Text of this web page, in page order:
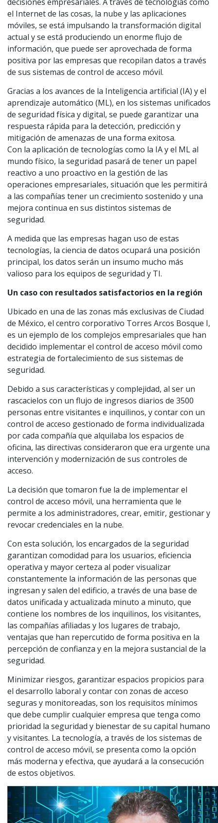
el Internet de las cosas, la nube y las aplicaciones
móviles, se está impulsando la transformación digital
actual y se está produciendo un enorme flujo de
información, que puede ser aprovechada de forma
positiva por las empresas que recopilan datos a través
de sus sistemas de control de acceso móvil.
Gracias a los avances de la Inteligencia artificial (IA) y el
aprendizaje automático (ML), en los sistemas unificados
de seguridad física y digital, se puede garantizar una
respuesta rápida para la detección, predicción y
mitigación de amenazas de una forma exitosa.
Con la aplicación de tecnologías como la IA y el ML al
mundo físico, la seguridad pasará de tener un papel
reactivo a uno proactivo en la gestión de las
operaciones empresariales, situación que les permitirá
a las compañías tener un crecimiento sostenido y una
mejora continua en sus distintos sistemas de
seguridad.
A medida que las empresas hagan uso de estas
tecnologías, la ciencia de datos ocupará una posición
principal, los datos serán un insumo mucho más
valioso para los equipos de seguridad y TI.
Un caso con resultados satisfactorios en la región
Ubicado en una de las zonas más exclusivas de Ciudad
de México, el centro corporativo Torres Arcos Bosque I,
es un ejemplo de los complejos empresariales que han
decidido implementar el control de acceso móvil como
estrategia de fortalecimiento de sus sistemas de
seguridad.
Debido a sus características y complejidad, al ser un
rascacielos con un flujo de ingresos diarios de 3500
personas entre visitantes e inquilinos, y contar con un
control de acceso gestionado de forma individualizada
por cada compañía que alquilaba los espacios de
oficina, las directivas consideraron que era urgente una
intervención y modernización de sus controles de
acceso.
La decisión que tomaron fue la de implementar el
control de acceso móvil, una herramienta que le
permite a los administradores, crear, emitir, gestionar y
revocar credenciales en la nube.
Con esta solución, los encargados de la seguridad
garantizan comodidad para los usuarios, eficiencia
operativa y mayor certeza al poder visualizar
constantemente la información de las personas que
ingresan y salen del edificio, a través de una base de
datos unificada y actualizada minuto a minuto, que
contiene los nombres de los inquilinos, los visitantes,
las compañías afiliadas y los lugares de trabajo,
ventajas que han repercutido de forma positiva en la
percepción de confianza y en la mejora sustancial de la
seguridad.
Minimizar riesgos, garantizar espacios propicios para
el desarrollo laboral y contar con zonas de acceso
seguras y monitoreadas, son los requisitos mínimos
que debe cumplir cualquier empresa que tenga como
prioridad la seguridad y bienestar de su capital humano
y visitantes. La tecnología, a través de los sistemas de
control de acceso móvil, se presenta como la opción
más moderna y efectiva, que ayudará a la consecución
de estos objetivos.